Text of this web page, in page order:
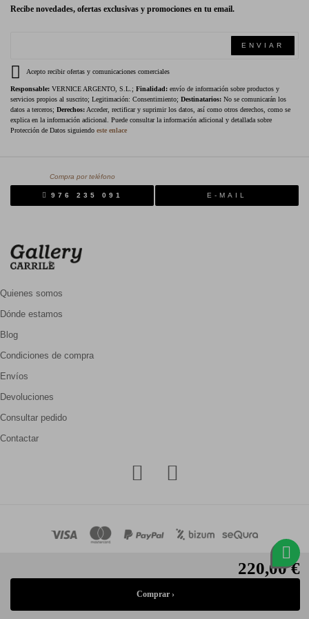
220,00 €
Recibe novedades, ofertas exclusivas y promociones en tu email.
ENVIAR
Acepto recibir ofertas y comunicaciones comerciales
Responsable: VERNICE ARGENTO, S.L.; Finalidad: envío de información sobre productos y
servicios propios al suscrito; Legitimación: Consentimiento; Destinatarios: No se comunicarán los
datos a terceros; Derechos: Acceder, rectificar y suprimir los datos, así como otros derechos, como se
explica en la información adicional. Puede consultar la información adicional y detallada sobre
Protección de Datos siguiendo este enlace
Compra por teléfono
976 235 091 E-MAIL
Quienes somos
Dónde estamos
Blog
Condiciones de compra
Envíos
Devoluciones
Consultar pedido
Contactar